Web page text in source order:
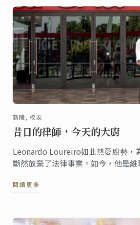
新聞, 校友
昔日的律師，今天的大廚
Leonardo Loureiro如此熱愛廚藝，
斷然放棄了法律事業。如今，他是
為行業偶像Matt Moran、Jock
閱讀更多